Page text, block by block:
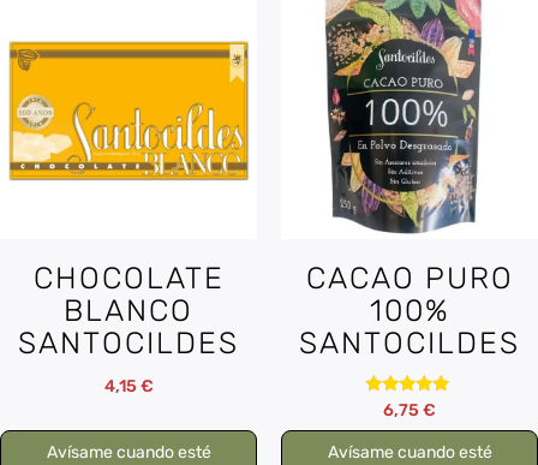
CHOCOLATE
BLANCO
SANTOCILDES
4,15 €
Avísame cuando esté
CACAO PURO
100%
SANTOCILDES
Valorado
con
de 5
6,75 €
Avísame cuando esté